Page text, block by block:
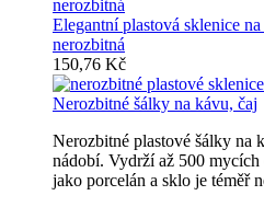
Elegantní plastová sklenice
nerozbitná
150,76 Kč
Nerozbitné šálky na kávu, čaj
Nerozbitné plastové šálky na
nádobí. Vydrží až 500
jako porcelán a sklo je téměř